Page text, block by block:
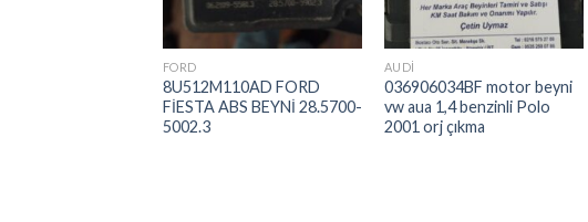
FORD
8U512M110AD FORD
FİESTA ABS BEYNİ 28.5700-
5002.3
AUDI
036906034BF motor beyni
vw aua 1,4 benzinli Polo
2001 orj çıkma